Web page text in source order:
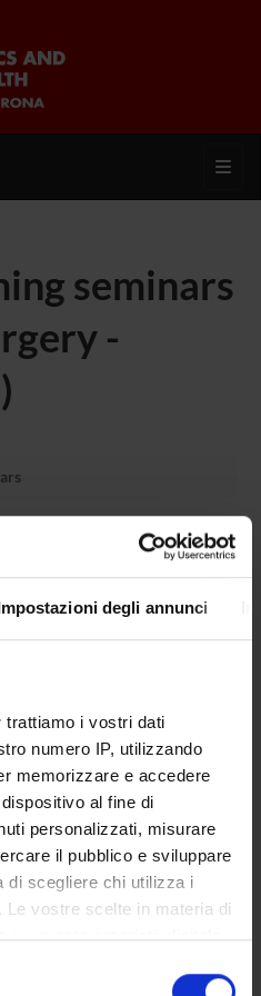
degli annunci
trattiamo i vostri dati
numero IP, utilizzando
memorizzare e accedere
al fine di
personalizzati, misurare
il pubblico e sviluppare
di scegliere chi utilizza i
vostre scelte in materia di
su questa proprietà digitale
consenso in qualsiasi
seminars
-
to teaching General